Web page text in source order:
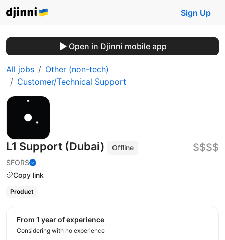
Sign Up
Open in Djinni mobile app
All jobs
Other (non-tech)
Customer/Technical Support
L1 Support (Dubai)
Offline
SFORS
Copy link
$$$$
Product
from 1 year of experience
Considering with no experience